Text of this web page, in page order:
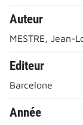
Auteur
MESTRE, Jean-
Editeur
Barcelone
Année